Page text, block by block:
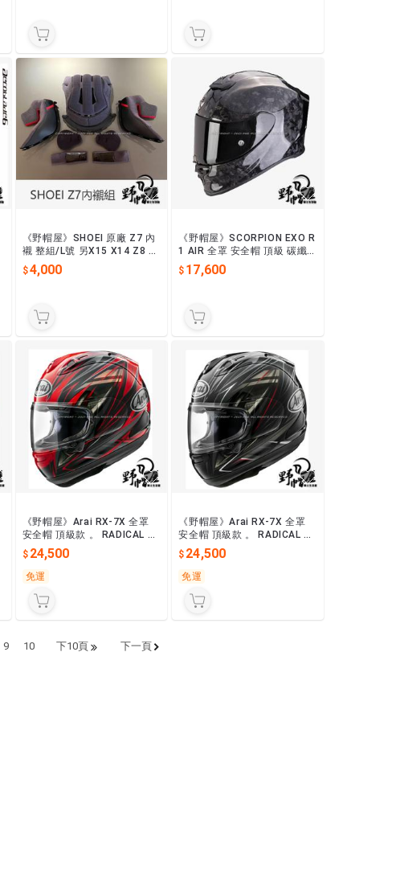
《野帽屋》SHOEI 原廠 Z7 內
襯 整組/L號 另X15 X14 Z8 J-
CURISE2其他系列~歡迎詢問
4,000
《野帽屋》SCORPION EXO R
1 AIR 全罩 安全帽 頂級 碳纖維
充氣氣囊 贈墨片、防霧片。O
NYX 鍛面碳
17,600
《野帽屋》Arai RX-7X 全罩
安全帽 頂級款 。 RADICAL 黑
紅24,500
免運
《野帽屋》Arai RX-7X 全罩
安全帽 頂級款 。 RADICAL 黑
灰24,500
免運
9 10 下10頁 下一頁